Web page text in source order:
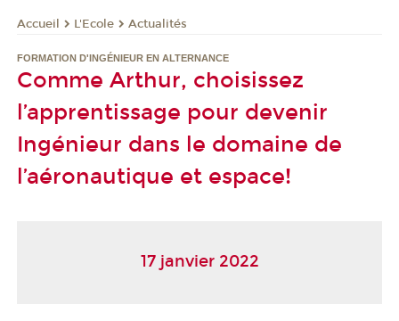
Accueil L'Ecole Actualités
FORMATION D'INGÉNIEUR EN ALTERNANCE
Comme Arthur, choisissez
l’apprentissage pour devenir
Ingénieur dans le domaine de
l’aéronautique et espace!
17 janvier 2022